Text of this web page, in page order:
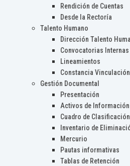
Rendición de Cuentas
Desde la Rectoría
Talento Humano
Dirección Talento
Convocatorias Internas
Lineamientos
Constancia
Gestión Documental
Presentación
Activos de Información
Cuadro de Clasificación
Inventario de
Mercurio
Pautas informativas
Tablas de Retención